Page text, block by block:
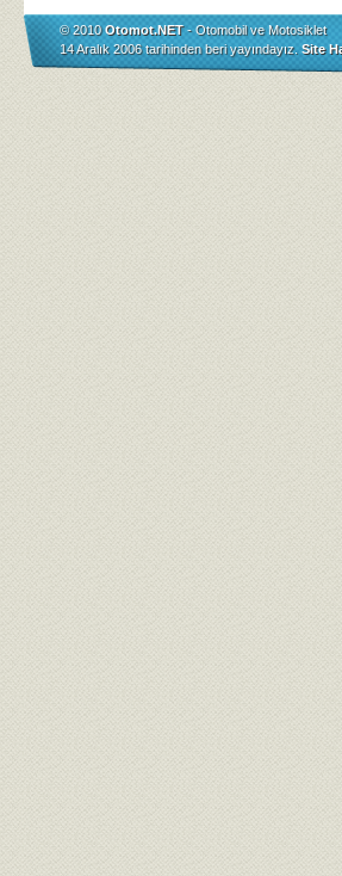
© 2010Otomot.NET- Otomobil ve Motosiklet
14 Aralık 2006 tarihinden beri yayındayız. Site